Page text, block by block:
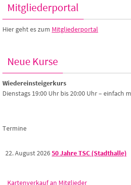
Mitgliederportal
Hier geht es zum Mitgliederportal
Neue Kurse
Wiedereinsteigerkurs
Dienstags 19:00 Uhr bis 20:00 Uhr – einfach
Termine
22. August 202650 Jahre TSC (Stadthalle)
Kartenverkauf an Mitglieder